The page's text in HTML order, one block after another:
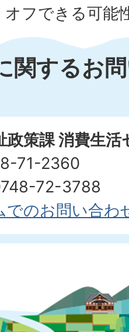
オフできる可能
関するお
政策課 消費生
71-2360
72-3788
でのお問い合わ